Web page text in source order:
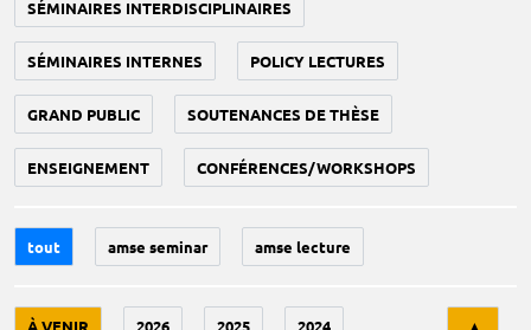
SÉMINAIRES INTERDISCIPLINAIRES
SÉMINAIRES INTERNES POLICY LECTURES
GRAND PUBLIC SOUTENANCES DE THÈSE
ENSEIGNEMENT CONFÉRENCES/WORKSHOPS
tout amse seminar amse lecture
À VENIR 2026 2025 2024 ▲